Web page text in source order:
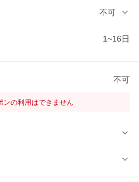
不可
1~16日
不可
ンの利用はできません